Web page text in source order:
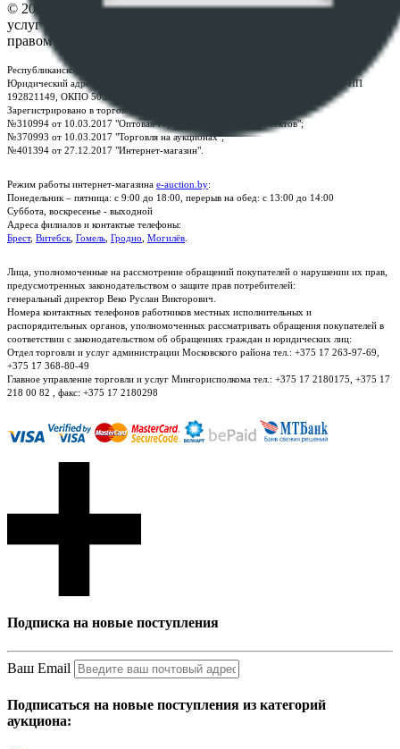
© 2026 Республиканское унитарное предприятие по оказанию
услуг "БелЮрОбеспечение" - Все права защищены авторским
правом
Республиканское унитарное предприятие по оказанию услуг "БелЮрОбеспечение"
Юридический адрес: г. Минск, пр-т. Дзержинского, 1Б, e-mail:
, УНП
192821149, ОКПО 500111895000
Зарегистрировано в торговом реестре Республики Беларусь:
№310994 от 10.03.2017 "Оптовая торговля без торговых объектов";
№370993 от 10.03.2017 "Торговля на аукционах";
№401394 от 27.12.2017 "Интернет-магазин".
Режим работы интернет-магазина e-auction.by:
Понедельник – пятница: с 9:00 до 18:00, перерыв на обед: с 13:00 до 14:00
Суббота, воскресенье - выходной
Адреса филиалов и контактые телефоны:
Брест, Витебск Гомель Гродно Могилёв
Лица, уполномоченные на рассмотрение обращений покупателей о нарушении их прав,
предусмотренных законодательством о защите прав потребителей:
генеральный директор Веко Руслан Викторович.
Номера контактных телефонов работников местных исполнительных и
распорядительных органов, уполномоченных рассматривать обращения покупателей в
соответствии с законодательством об обращениях граждан и юридических лиц:
Отдел торговли и услуг администрации Московского района тел.: +375 17 263-97-69,
+375 17 368-80-49
Главное управление торговли и услуг Мингорисполкома тел.: +375 17 2180175, +375 17
218 00 82 , факс: +375 17 2180298
Подписка на новые поступления
Ваш Email
Подписаться на новые поступления из категорий
аукциона: